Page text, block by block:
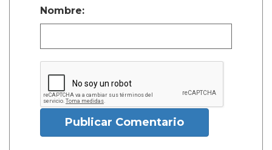
Nombre:
Publicar Comentario